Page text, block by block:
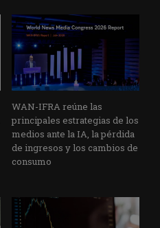
WAN-IFRA reúne las
principales estrategias de los
medios ante la IA, la pérdida
de ingresos y los cambios de
consumo